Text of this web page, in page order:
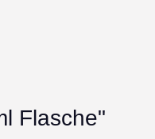
Flasche"